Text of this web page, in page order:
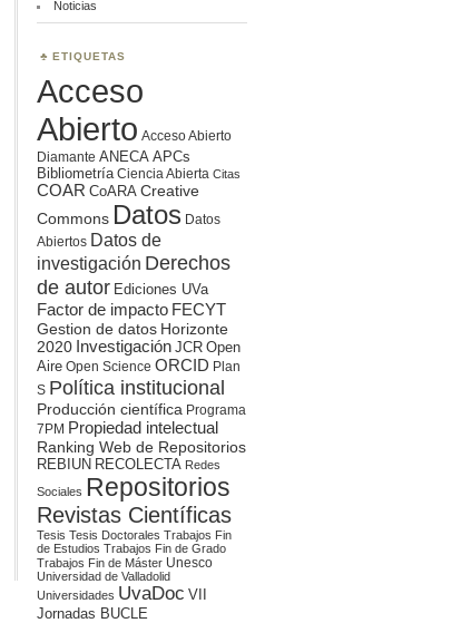
Noticias
ETIQUETAS
Acceso
Abierto Acceso Abierto
Diamante ANECA APCs
Bibliometría Ciencia Abierta Citas
COAR CoARA Creative
Commons Datos Datos
Abiertos Datos de
investigación Derechos
de autor Ediciones UVa
Factor de impacto FECYT
Gestion de datos Horizonte
2020 Investigación JCR Open
Aire Open Science ORCID Plan
S Política institucional
Producción científica Programa
7PM Propiedad intelectual
Ranking Web de Repositorios
REBIUN RECOLECTA Redes
Sociales Repositorios
Revistas Científicas
Tesis Tesis Doctorales Trabajos Fin
de Estudios Trabajos Fin de Grado
Trabajos Fin de Máster Unesco
Universidad de Valladolid
Universidades UvaDoc VII
Jornadas BUCLE